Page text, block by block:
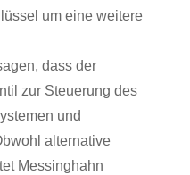
um eine weitere
dass der
zur Steuerung des
und
alternative
Messinghahn